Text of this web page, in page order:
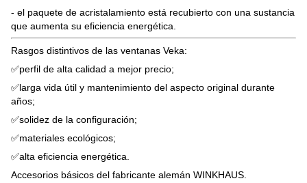
- el paquete de acristalamiento está recubierto con una sustancia
que aumenta su eficiencia energética.
Rasgos distintivos de las ventanas Veka:
✅perfil de alta calidad a mejor precio;
✅larga vida útil y mantenimiento del aspecto original durante
años;
✅solidez de la configuración;
✅materiales ecológicos;
✅alta eficiencia energética.
Accesorios básicos del fabricante alemán WINKHAUS.